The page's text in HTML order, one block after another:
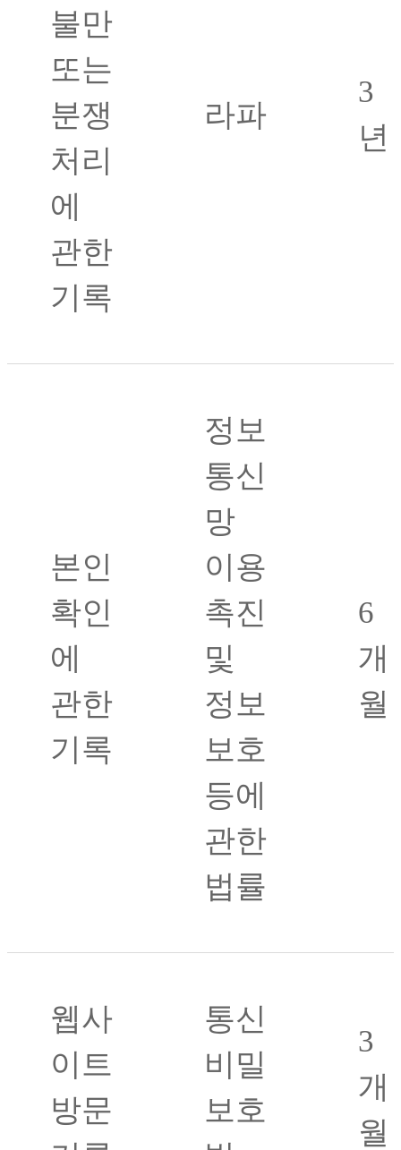
불만
또는
분쟁
처리
에
관한
기록
라파
3
년
본인
확인
에
관한
기록
정보
통신
망
이용
촉진
및
정보
보호
등에
관한
법률
6
개
월
웹사
이트
방문
통신
비밀
보호
3
개
월